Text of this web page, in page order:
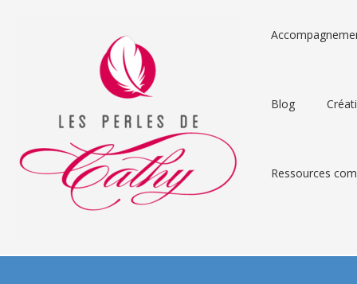
Blog
Ressources